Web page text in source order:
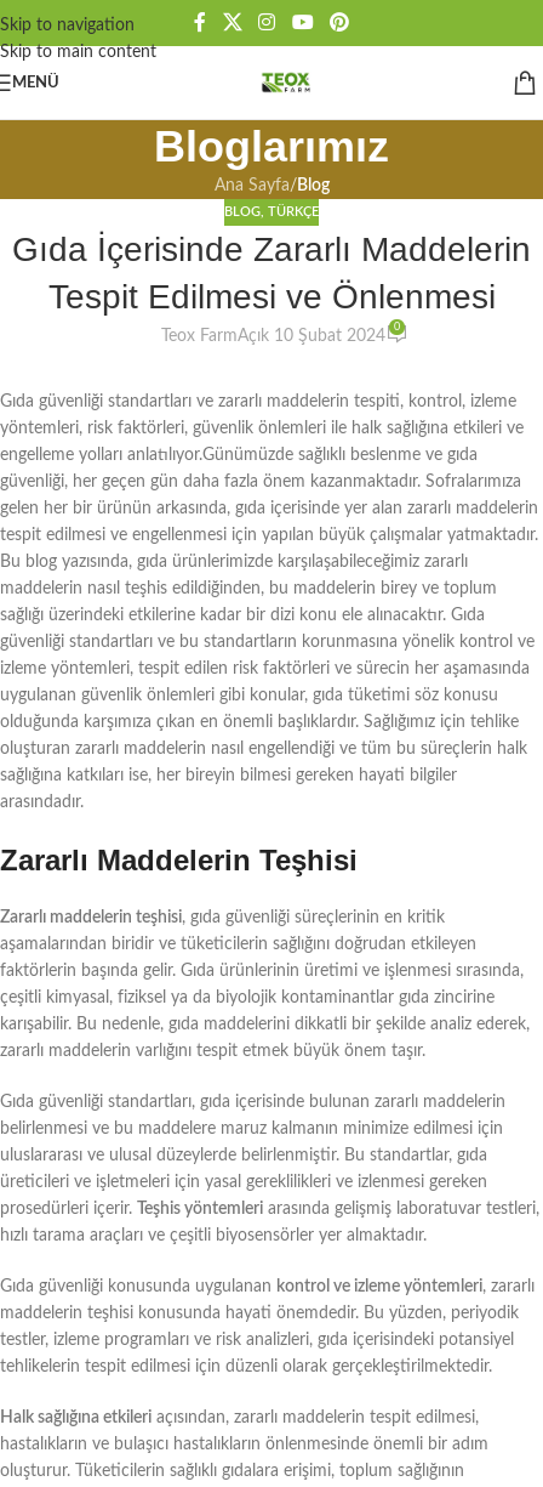
Skip to navigation
Skip to main content
MENÜ
Bloglarımız
Ana Sayfa/ Blog
BLOG TÜRKÇE
Gıda İçerisinde Zararlı Maddelerin
Tespit Edilmesi ve Önlenmesi
Teox FarmAçık 10 Şubat 2024
0
Gıda güvenliği standartları ve zararlı maddelerin tespiti, kontrol, izleme
yöntemleri, risk faktörleri, güvenlik önlemleri ile halk sağlığına etkileri ve
engelleme yolları anlatılıyor.Günümüzde sağlıklı beslenme ve gıda
güvenliği, her geçen gün daha fazla önem kazanmaktadır. Sofralarımıza
gelen her bir ürünün arkasında, gıda içerisinde yer alan zararlı maddelerin
tespit edilmesi ve engellenmesi için yapılan büyük çalışmalar yatmaktadır.
Bu blog yazısında, gıda ürünlerimizde karşılaşabileceğimiz zararlı
maddelerin nasıl teşhis edildiğinden, bu maddelerin birey ve toplum
sağlığı üzerindeki etkilerine kadar bir dizi konu ele alınacaktır. Gıda
güvenliği standartları ve bu standartların korunmasına yönelik kontrol ve
izleme yöntemleri, tespit edilen risk faktörleri ve sürecin her aşamasında
uygulanan güvenlik önlemleri gibi konular, gıda tüketimi söz konusu
olduğunda karşımıza çıkan en önemli başlıklardır. Sağlığımız için tehlike
oluşturan zararlı maddelerin nasıl engellendiği ve tüm bu süreçlerin halk
sağlığına katkıları ise, her bireyin bilmesi gereken hayati bilgiler
arasındadır.
Zararlı Maddelerin Teşhisi
Zararlı maddelerin teşhisi, gıda güvenliği süreçlerinin en kritik
aşamalarından biridir ve tüketicilerin sağlığını doğrudan etkileyen
faktörlerin başında gelir. Gıda ürünlerinin üretimi ve işlenmesi sırasında,
çeşitli kimyasal, fiziksel ya da biyolojik kontaminantlar gıda zincirine
karışabilir. Bu nedenle, gıda maddelerini dikkatli bir şekilde analiz ederek,
zararlı maddelerin varlığını tespit etmek büyük önem taşır.
Gıda güvenliği standartları, gıda içerisinde bulunan zararlı maddelerin
belirlenmesi ve bu maddelere maruz kalmanın minimize edilmesi için
uluslararası ve ulusal düzeylerde belirlenmiştir. Bu standartlar, gıda
üreticileri ve işletmeleri için yasal gereklilikleri ve izlenmesi gereken
prosedürleri içerir.
Teşhis yöntemleri arasında gelişmiş laboratuvar testleri,
hızlı tarama araçları ve çeşitli biyosensörler yer almaktadır.
Gıda güvenliği konusunda uygulanan kontrol ve izleme yöntemleri, zararlı
maddelerin teşhisi konusunda hayati önemdedir. Bu yüzden, periyodik
testler, izleme programları ve risk analizleri, gıda içerisindeki potansiyel
tehlikelerin tespit edilmesi için düzenli olarak gerçekleştirilmektedir.
Halk sağlığına etkileri açısından, zararlı maddelerin tespit edilmesi,
hastalıkların ve bulaşıcı hastalıkların önlenmesinde önemli bir adım
oluşturur. Tüketicilerin sağlıklı gıdalara erişimi, toplum sağlığının